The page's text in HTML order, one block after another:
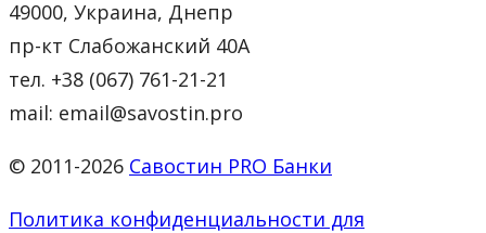
49000, Украина, Днепр
пр-кт Слабожанский 40А
тел. +38 (067) 761-21-21
mail: email@savostin.pro
© 2011-2026 Савостин PRO Банки
Политика конфиденциальности для